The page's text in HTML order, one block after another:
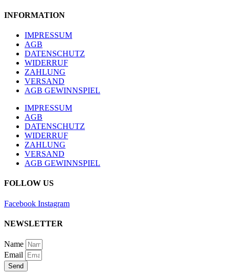
INFORMATION
IMPRESSUM
AGB
DATENSCHUTZ
WIDERRUF
ZAHLUNG
VERSAND
AGB GEWINNSPIEL
IMPRESSUM
AGB
DATENSCHUTZ
WIDERRUF
ZAHLUNG
VERSAND
AGB GEWINNSPIEL
FOLLOW US
Facebook Instagram
NEWSLETTER
Name
Email
Send